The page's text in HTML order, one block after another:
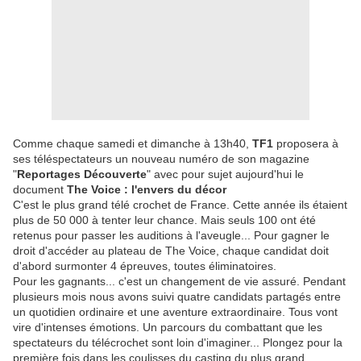
Comme chaque samedi et dimanche à 13h40, TF1 proposera à
ses téléspectateurs un nouveau numéro de son magazine
"Reportages Découverte" avec pour sujet aujourd'hui le
document The Voice : l'envers du décor
C'est le plus grand télé crochet de France. Cette année ils étaient
plus de 50 000 à tenter leur chance. Mais seuls 100 ont été
retenus pour passer les auditions à l'aveugle... Pour gagner le
droit d'accéder au plateau de The Voice, chaque candidat doit
d'abord surmonter 4 épreuves, toutes éliminatoires.
Pour les gagnants... c'est un changement de vie assuré. Pendant
plusieurs mois nous avons suivi quatre candidats partagés entre
un quotidien ordinaire et une aventure extraordinaire. Tous vont
vire d'intenses émotions. Un parcours du combattant que les
spectateurs du télécrochet sont loin d'imaginer... Plongez pour la
première fois dans les coulisses du casting du plus grand